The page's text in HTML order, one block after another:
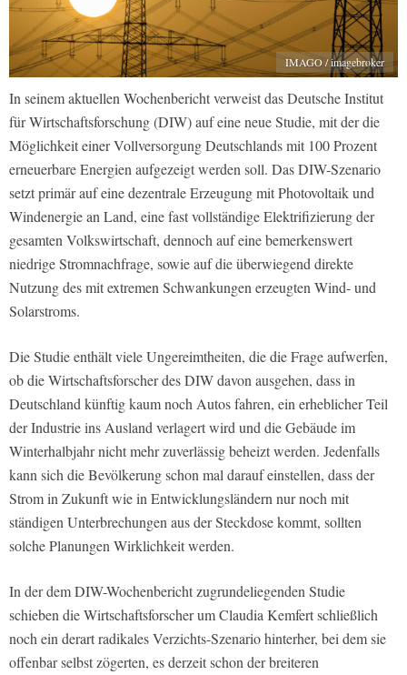
IMAGO / imagebroker
In seinem aktuellen Wochenbericht verweist das Deutsche Institut
für Wirtschaftsforschung (DIW) auf eine neue Studie, mit der die
Möglichkeit einer Vollversorgung Deutschlands mit 100 Prozent
erneuerbare Energien aufgezeigt werden soll. Das DIW-Szenario
setzt primär auf eine dezentrale Erzeugung mit Photovoltaik und
Windenergie an Land, eine fast vollständige Elektrifizierung der
gesamten Volkswirtschaft, dennoch auf eine bemerkenswert
niedrige Stromnachfrage, sowie auf die überwiegend direkte
Nutzung des mit extremen Schwankungen erzeugten Wind- und
Solarstroms.
Die Studie enthält viele Ungereimtheiten, die die Frage aufwerfen,
ob die Wirtschaftsforscher des DIW davon ausgehen, dass in
Deutschland künftig kaum noch Autos fahren, ein erheblicher Teil
der Industrie ins Ausland verlagert wird und die Gebäude im
Winterhalbjahr nicht mehr zuverlässig beheizt werden. Jedenfalls
kann sich die Bevölkerung schon mal darauf einstellen, dass der
Strom in Zukunft wie in Entwicklungsländern nur noch mit
ständigen Unterbrechungen aus der Steckdose kommt, sollten
solche Planungen Wirklichkeit werden.
In der dem DIW-Wochenbericht zugrundeliegenden Studie
schieben die Wirtschaftsforscher um Claudia Kemfert schließlich
noch ein derart radikales Verzichts-Szenario hinterher, bei dem sie
offenbar selbst zögerten, es derzeit schon der breiteren